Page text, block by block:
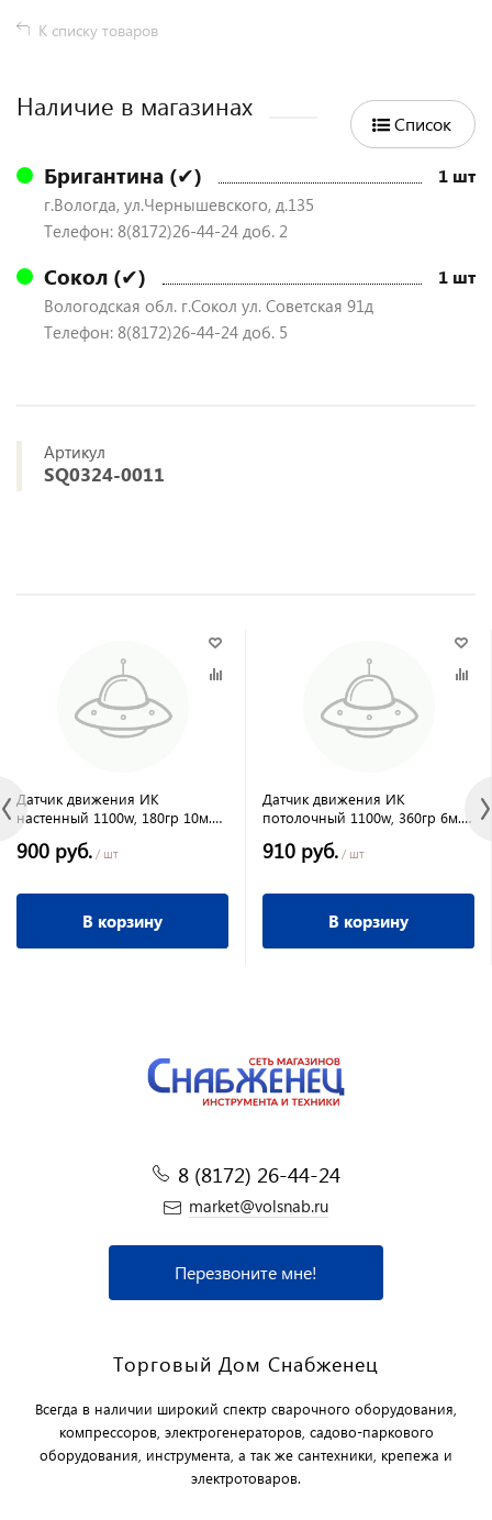
К списку товаров
Наличие в магазинах
Список
Бригантина (✔) 1 шт
г.Вологда, ул.Чернышевского, д.135
Телефон: 8(8172)26-44-24 доб. 2
Сокол (✔) 1 шт
Вологодская обл. г.Сокол ул. Советская 91д
Телефон: 8(8172)26-44-24 доб. 5
Артикул
SQ0324-0011
Датчик движения ИК
настенный 1100w, 180гр 10м.
900 руб. / шт
В корзину
Датчик движения ИК
потолочный 1100w, 360гр 6м.
910 руб. / шт
В корзину
8 (8172) 26-44-24
market@volsnab.ru
Перезвоните мне!
Торговый Дом Снабженец
Всегда в наличии широкий спектр сварочного оборудования,
компрессоров, электрогенераторов, садово-паркового
оборудования, инструмента, а так же сантехники, крепежа и
электротоваров.